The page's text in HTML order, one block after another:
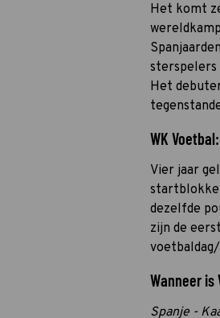
Het komt
sterspelers
Het
WK
Vier jaar
dezelfde
zijn de
Wanneer is
Spanje -